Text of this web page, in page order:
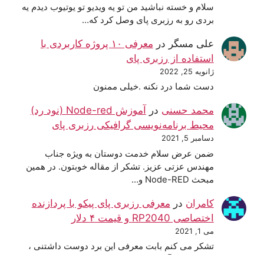
سلام و خسته نباشید من تو یه ویدیو تو یوتیوب دیدم یه
بردی رو به رزبری پای وصل کرد که…
علی مسگر در
معرفی ۱۰ پروژه کاربردی با
استفاده از رزبری پای
ژانویه 25, 2022
دست شما درد نکنه .خیلی ممنون
محمد حسنی در
آموزش Node-red (نود رد)
محیط برنامه‌نویسی گرافیکی رزبری پای
دسامبر 5, 2021
ضمن عرض سلام خدمت دوستان به ویژه جناب
مهندس عزتی عزیز. تشکر از مقاله خوبتون. در همین
مبحث Node-RED و…
کامران در معرفی رزبری پای پیکو با پردازنده
اختصاصی RP2040 و قیمت ۴ دلار
می 1, 2021
تشکر می کنم بابت معرفی این برد دوست داشتنی ،